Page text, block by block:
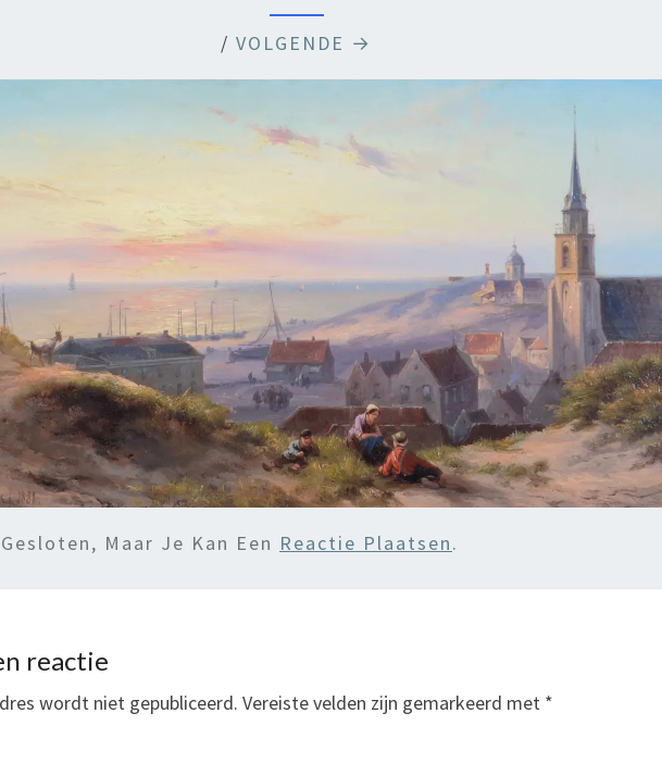
/VOLGENDE →
Maar Je Kan Een Reactie Plaatsen.
reactie
wordt niet gepubliceerd. Vereiste velden zijn gemarkeerd met *